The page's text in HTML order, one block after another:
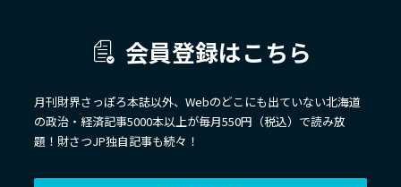
会員登録はこちら
月刊財界さっぽろ本誌以外、Webのどこにも出ていない北海道
の政治・経済記事5000本以上が毎月550円（税込）で読み放
題！財さつJP独自記事も続々！